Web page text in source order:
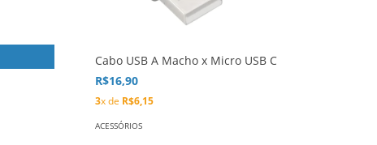
Cabo USB A Macho x Micro USB C
R$16,90
3x de R$6,15
ACESSÓRIOS